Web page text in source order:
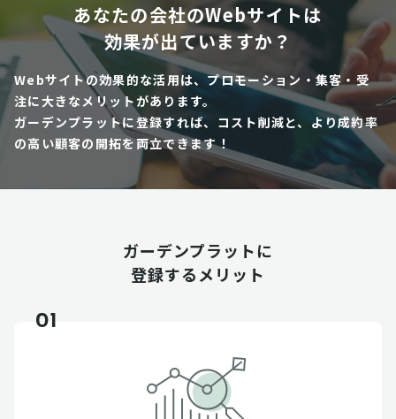
あなたの会社のWebサイトは
効果が出ていますか？
Webサイトの効果的な活用は、プロモーション・集客・受
注に大きなメリットがあります。
ガーデンプラットに登録すれば、コスト削減と、より成約率
の高い顧客の開拓を両立できます！
ガーデンプラットに
登録するメリット
01